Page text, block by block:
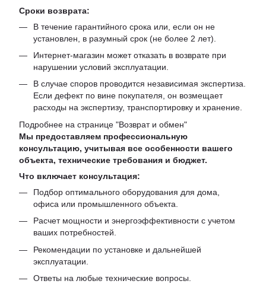
Сроки возврата:
В течение гарантийного срока или, если он не
установлен, в разумный срок (не более 2 лет).
Интернет-магазин может отказать в возврате при
нарушении условий эксплуатации.
В случае споров проводится независимая экспертиза.
Если дефект по вине покупателя, он возмещает
расходы на экспертизу, транспортировку и хранение.
Подробнее на странице "Возврат и обмен"
Мы предоставляем профессиональную
консультацию, учитывая все особенности вашего
объекта, технические требования и бюджет.
Что включает консультация:
Подбор оптимального оборудования для дома,
офиса или промышленного объекта.
Расчет мощности и энергоэффективности с учетом
ваших потребностей.
Рекомендации по установке и дальнейшей
эксплуатации.
Ответы на любые технические вопросы.